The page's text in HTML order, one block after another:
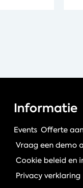
Informatie
Events Offerte
Vraag een demo
Cookie beleid en
Privacy verklaring